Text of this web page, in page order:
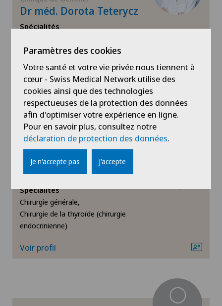
Chirurgie orthopédique
Chirurgie plastique
Chirurgie thoracique
Chirurgie vasculaire
Chirurgie veineuse
Chirurgie viscérale
Consultations ophtalmologiques
Da Vinci
Dr méd. Dorota Teterycz
Spécialités
Chirurgie viscérale,
Chirurgie veineuse,
Voir plus
Voir profil
Clinique de Genolier
Dr méd. Jordi Vidal Fortuny
Spécialités
Chirurgie générale,
Chirurgie de la thyroïde (chirurgie
endocrinienne)
Voir profil
Paramètres des cookies
Votre santé et votre vie privée nous tiennent à
cœur - Swiss Medical Network utilise des
cookies ainsi que des technologies
respectueuses de la protection des données
afin d'optimiser votre expérience en ligne.
Pour en savoir plus, consultez notre
déclaration de protection des données.
Je n'accepte pas J'accepte